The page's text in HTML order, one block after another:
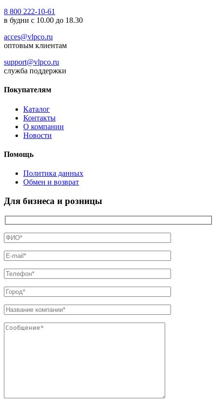
8 800 222-10-61
в будни с 10.00 до 18.30
acces@vlpco.ru
оптовым клиентам
support@vlpco.ru
служба поддержки
Покупателям
Каталог
Контакты
О компании
Новости
Помощь
Политика данных
Обмен и возврат
Для бизнеса и розницы